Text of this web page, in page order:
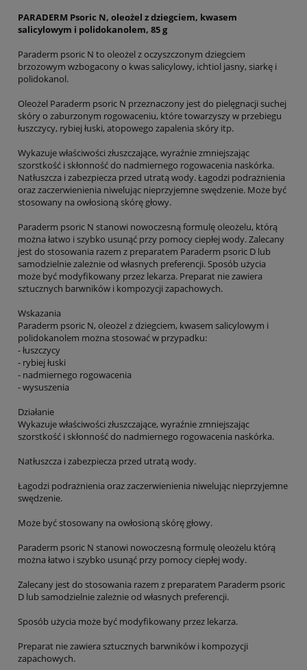
PARADERM Psoric N, oleożel z dziegciem, kwasem
salicylowym i polidokanolem, 85 g
Paraderm psoric N to oleożel z oczyszczonym dziegciem
brzozowym wzbogacony o kwas salicylowy, ichtiol jasny, siarkę i
polidokanol.
Oleożel Paraderm psoric N przeznaczony jest do pielęgnacji suchej
skóry o zaburzonym rogowaceniu, które towarzyszy w przebiegu
łuszczycy, rybiej łuski, atopowego zapalenia skóry itp.
Wykazuje właściwości złuszczające, wyraźnie zmniejszając
szorstkość i skłonność do nadmiernego rogowacenia naskórka.
Natłuszcza i zabezpiecza przed utratą wody. Łagodzi podrażnienia
oraz zaczerwienienia niwelując nieprzyjemne swędzenie. Może być
stosowany na owłosioną skórę głowy.
Paraderm psoric N stanowi nowoczesną formulę oleożelu, którą
można łatwo i szybko usunąć przy pomocy ciepłej wody. Zalecany
jest do stosowania razem z preparatem Paraderm psoric D lub
samodzielnie zależnie od własnych preferencji. Sposób użycia
może być modyfikowany przez lekarza. Preparat nie zawiera
sztucznych barwników i kompozycji zapachowych.
Wskazania
Paraderm psoric N, oleożel z dziegciem, kwasem salicylowym i
polidokanolem można stosować w przypadku:
- łuszczycy
- rybiej łuski
- nadmiernego rogowacenia
- wysuszenia
Działanie
Wykazuje właściwości złuszczające, wyraźnie zmniejszając
szorstkość i skłonność do nadmiernego rogowacenia naskórka.
Natłuszcza i zabezpiecza przed utratą wody.
Łagodzi podrażnienia oraz zaczerwienienia niwelując nieprzyjemne
swędzenie.
Może być stosowany na owłosioną skórę głowy.
Paraderm psoric N stanowi nowoczesną formulę oleożelu którą
można łatwo i szybko usunąć przy pomocy ciepłej wody.
Zalecany jest do stosowania razem z preparatem Paraderm psoric
D lub samodzielnie zależnie od własnych preferencji.
Sposób użycia może być modyfikowany przez lekarza.
Preparat nie zawiera sztucznych barwników i kompozycji
zapachowych.